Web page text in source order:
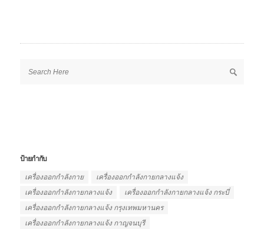
ป้ายกำกับ
เครื่องออกกำลังกาย
เครื่องออกกำลังกายกลางแจ้ง
เครื่องออกกําลังกายกลางแจ้ง
เครื่องออกกําลังกายกลางแจ้ง กระบี่
เครื่องออกกําลังกายกลางแจ้ง กรุงเทพมหานคร
เครื่องออกกําลังกายกลางแจ้ง กาญจนบุรี